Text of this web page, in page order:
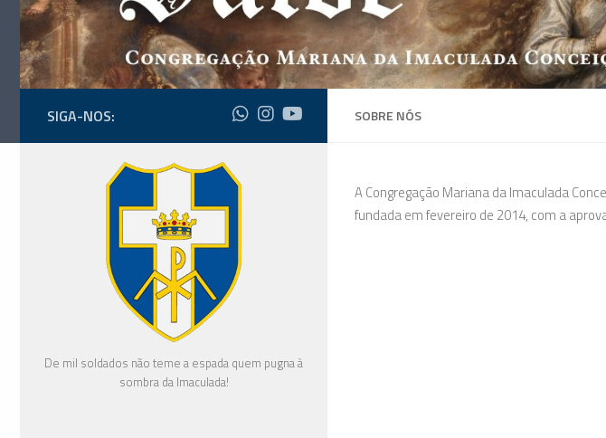
SOBRE NÓS
A Congregação Mariana da Imaculada
fundada em fevereiro de 2014, com a
SIGA-NOS:
De mil soldados não teme a espada quem pugna à
sombra da Imaculada!